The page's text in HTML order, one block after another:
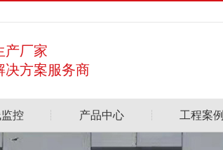
产厂家
决方案服务商
控 产品中心 工程案例